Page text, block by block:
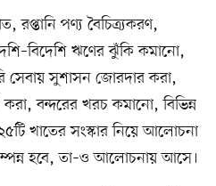
রপ্তানি পণ্য বৈচিত্র৵করণ,
ঋণের ঝুঁকি কমানো,
সেবায় সুশাসন জোরদার করা,
বন্দরের খরচ কমানো, বিভিন্ন
খাতের সংস্কার নিয়ে আলোচনা
হবে, তা–ও আলোচনায় আসে।